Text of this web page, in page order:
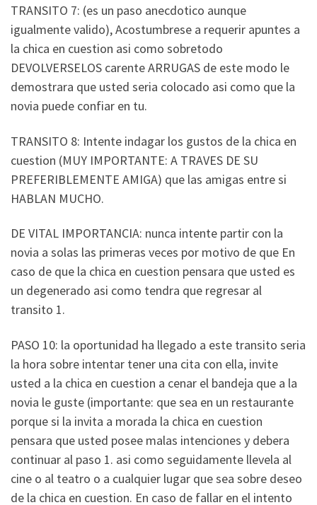
TRANSITO 7: (es un paso anecdotico aunque
igualmente valido), Acostumbrese a requerir apuntes a
la chica en cuestion asi­ como sobretodo
DEVOLVERSELOS carente ARRUGAS de este modo le
demostrara que usted seri­a colocado asi­ como que la
novia puede confiar en tu.
TRANSITO 8: Intente indagar los gustos de la chica en
cuestion (MUY IMPORTANTE: A TRAVES DE SU
PREFERIBLEMENTE AMIGA) que las amigas entre si
HABLAN MUCHO.
DE VITAL IMPORTANCIA: nunca intente partir con la
novia a solas las primeras veces por motivo de que En
caso de que la chica en cuestion pensara que usted es
un degenerado asi­ como tendra que regresar al
transito 1.
PASO 10: la oportunidad ha llegado a este transito seri­a
la hora sobre intentar tener una cita con ella, invite
usted a la chica en cuestion a cenar el bandeja que a la
novia le guste (importante: que sea en un restaurante
porque si la invita a morada la chica en cuestion
pensara que usted posee malas intenciones y debera
continuar al paso 1. asi­ como seguidamente llevela al
cine o al teatro o a cualquier lugar que sea sobre deseo
de la chica en cuestion. En caso de fallar en el intento